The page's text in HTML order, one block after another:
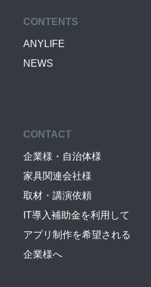
CONTENTS
ANYLIFE
NEWS
CONTACT
企業様・自治体様
家具関連会社様
取材・講演依頼
IT導入補助金を利用して
アプリ制作を希望される
企業様へ